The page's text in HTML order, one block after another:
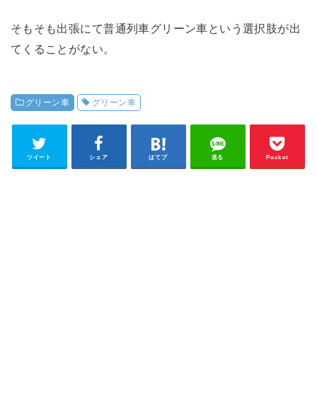
そもそも出張にて普通列車グリーン車という選択肢が出
てくることがない。
グリーン車 グリーン車
ツイート シェア はてブ 送る Pocket